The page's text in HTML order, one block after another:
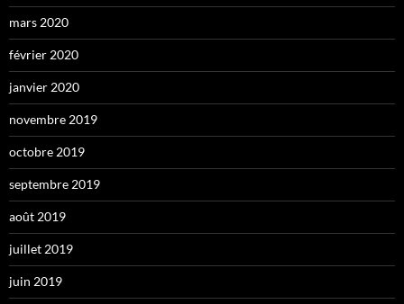
mars 2020
février 2020
janvier 2020
novembre 2019
octobre 2019
septembre 2019
août 2019
juillet 2019
juin 2019